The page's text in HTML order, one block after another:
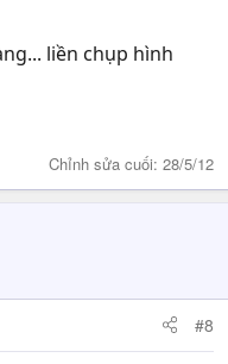
liền chụp hình
Chỉnh sửa cuối: 28/5/12
#8